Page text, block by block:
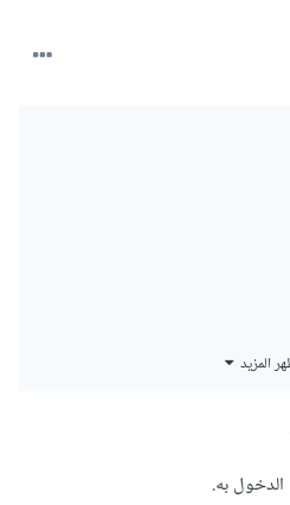
لا شترط تعلم html and css في حال بناء تطبيقات بلغة الدارت،
المزيد
به.